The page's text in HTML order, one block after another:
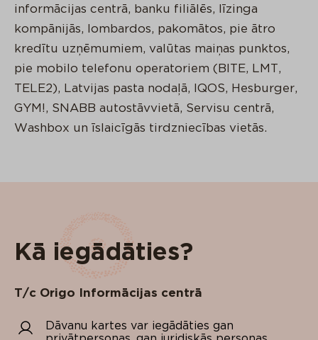
informācijas centrā, banku filiālēs, līzinga
kompānijās, lombardos, pakomātos, pie ātro
kredītu uzņēmumiem, valūtas maiņas punktos,
pie mobilo telefonu operatoriem (BITE, LMT,
TELE2), Latvijas pasta nodaļā, IQOS, Hesburger,
GYM!, SNABB autostāvvietā, Servisu centrā,
Washbox un īslaicīgās tirdzniecības vietās.
Kā iegādāties?
T/c Origo Informācijas centrā
Dāvanu kartes var iegādāties gan